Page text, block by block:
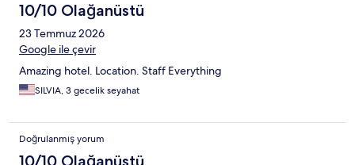
10/10 Olağanüstü
23 Temmuz 2026
Google ile çevir
Amazing hotel. Location. Staff Everything
SILVIA, 3 gecelik seyahat
Doğrulanmış yorum